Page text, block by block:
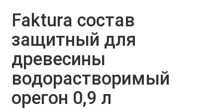
Faktura состав
защитный для
древесины
водорастворимый
орегон 0,9 л